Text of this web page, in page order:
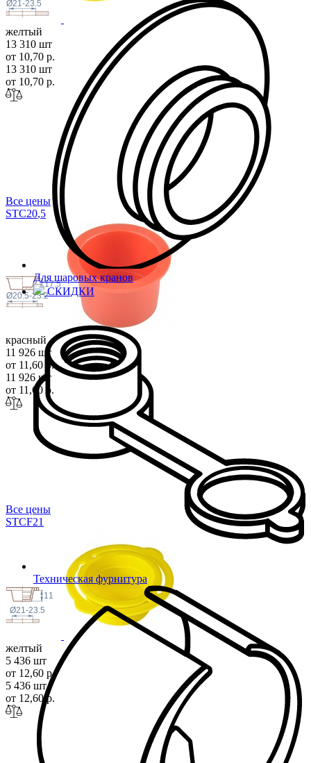
Для шаровых кранов
СКИДКИ
Техническая фурнитура
Ø21-23.5
желтый
13 310 шт
от 10,70 р.
13 310 шт
от 10,70 р.
Все цены
STC20,5
Ø20.5-23.2
17.5
красный
11 926 шт
от 11,60 р.
11 926 шт
от 11,60 р.
Все цены
STCF21
11
Ø21-23.5
желтый
5 436 шт
от 12,60 р.
5 436 шт
от 12,60 р.